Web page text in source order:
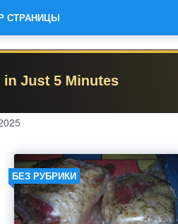
СТРАНИЦЫ
БЕЗ РУБРИКИ